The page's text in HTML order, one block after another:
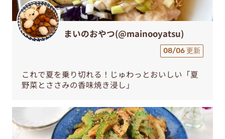
まいのおやつ(@mainooyatsu)
08/06 更新
これで夏を乗り切れる！じゅわっとおいしい「夏
野菜とささみの香味焼き浸し」